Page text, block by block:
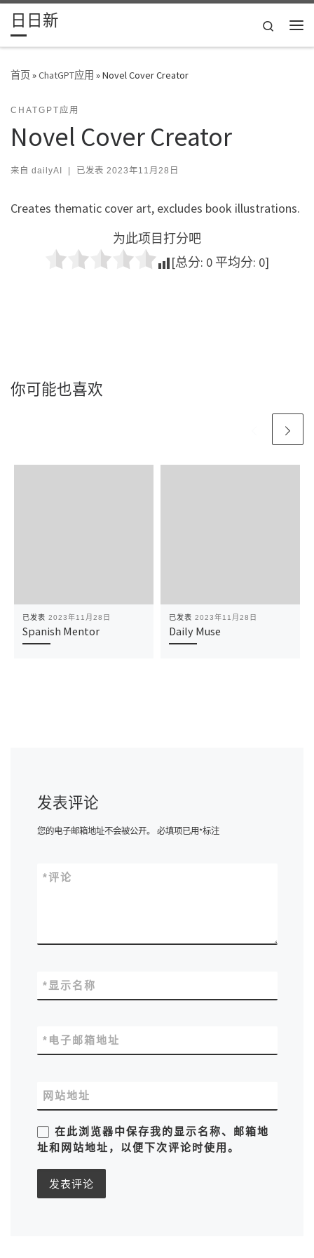
Skip to content
日日新
Search
首页»ChatGPT应用 »Novel Cover Creator
CHATGPT应用
Novel Cover Creator
来自 dailyAI | 已发表 2023年11月28日
Creates thematic cover art, excludes book illustrations.
为此项目打分吧
[总分: 0 平均分: 0]
你可能也喜欢
已发表 2023年11月28日
Spanish Mentor
已发表 2023年11月28日
Daily Muse
发表评论
您的电子邮箱地址不会被公开。 必填项已用*标注
评论
*
显示名称
*
电子邮箱地址
*
网站地址
在此浏览器中保存我的显示名称、邮箱地
址和网站地址，以便下次评论时使用。